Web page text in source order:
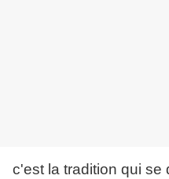
c'est la tradition qui se